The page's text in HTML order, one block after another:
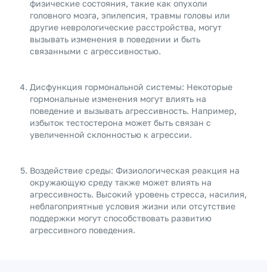
физические состояния, такие как опухоли
головного мозга, эпилепсия, травмы головы или
другие неврологические расстройства, могут
вызывать изменения в поведении и быть
связанными с агрессивностью.
Дисфункция гормональной системы: Некоторые
гормональные изменения могут влиять на
поведение и вызывать агрессивность. Например,
избыток тестостерона может быть связан с
увеличенной склонностью к агрессии.
Воздействие среды: Физиологическая реакция на
окружающую среду также может влиять на
агрессивность. Высокий уровень стресса, насилия,
неблагоприятные условия жизни или отсутствие
поддержки могут способствовать развитию
агрессивного поведения.